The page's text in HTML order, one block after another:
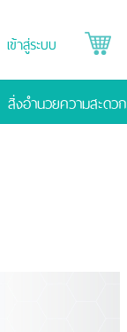
เข้าสู่ระบบ
สิ่งอำนวยความสะดวก